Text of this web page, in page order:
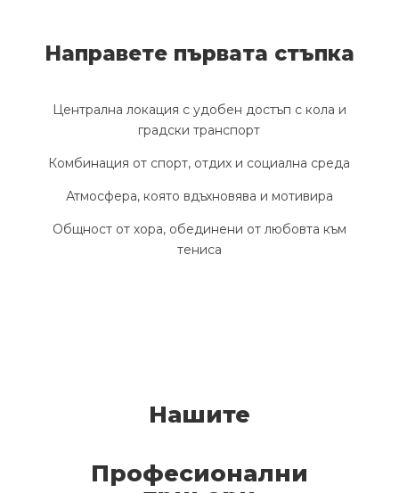
Направете първата стъпка
Централна локация с удобен достъп с кола и
градски транспорт
Комбинация от спорт, отдих и социална среда
Атмосфера, която вдъхновява и мотивира
Общност от хора, обединени от любовта към
тениса
Нашите
Професионални